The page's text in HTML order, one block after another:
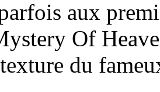
aux
Of
du